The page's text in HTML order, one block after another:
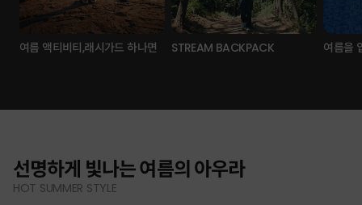
여름 액티비티,래시가드 하나면 STREAM BACKPACK 여름을
선명하게 빛나는 여름의 아우라
HOT SUMMER STYLE